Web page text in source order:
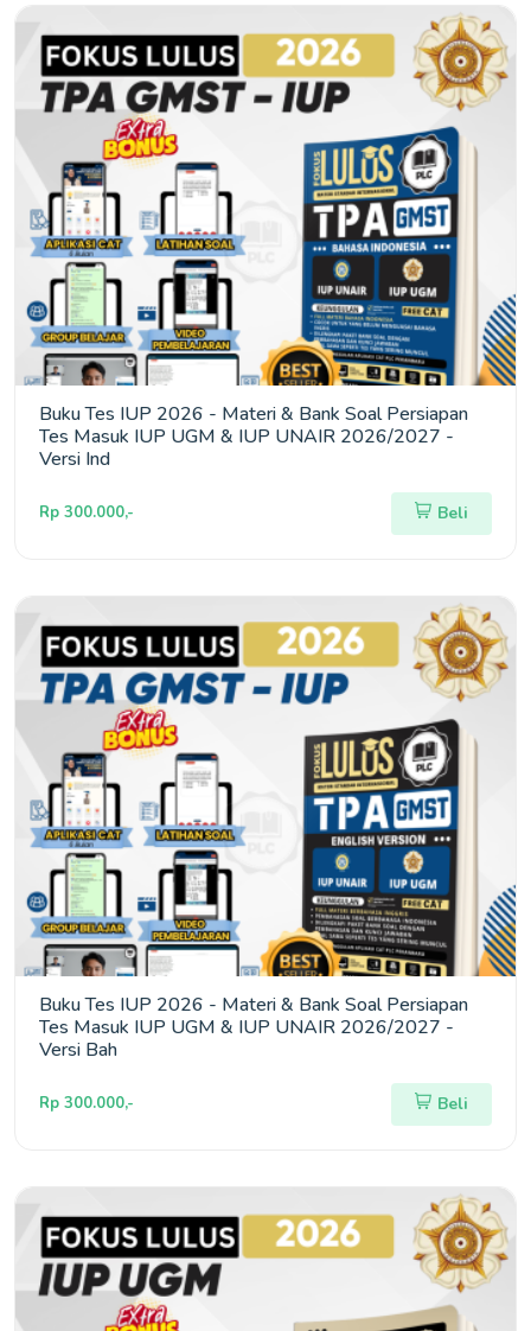
Buku Tes IUP 2026 - Materi & Bank Soal Persiapan
Tes Masuk IUP UGM & IUP UNAIR 2026/2027 -
Versi Ind
Rp 300.000,- Beli
Buku Tes IUP 2026 - Materi & Bank Soal Persiapan
Tes Masuk IUP UGM & IUP UNAIR 2026/2027 -
Versi Bah
Rp 300.000,- Beli